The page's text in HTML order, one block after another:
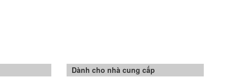
Dành cho nhà cung cấp